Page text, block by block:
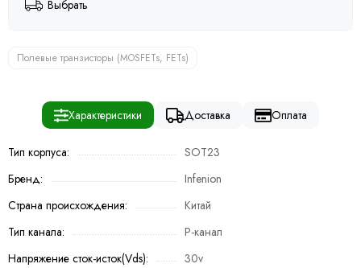
Выбрать
Полевые транзисторы (MOSFETs, FETs)
Характеристики Доставка Оплата
Тип корпуса:
SOT23
Бренд:
Infenion
Страна происхождения:
Китай
Тип канала:
P-канал
Напряжение сток-исток(Vds):
30v